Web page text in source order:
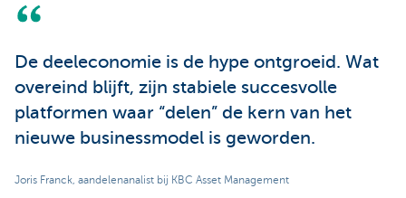
De deeleconomie is de hype ontgroeid. Wat
overeind blijft, zijn stabiele succesvolle
platformen waar “delen” de kern van het
nieuwe businessmodel is geworden.
Joris Franck, aandelenanalist bij KBC Asset Management